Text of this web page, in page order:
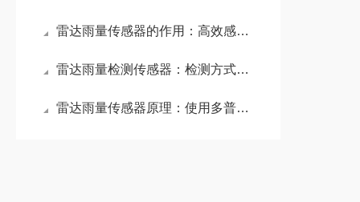
雷达雨量传感器的作用：高效感知雨量变化，助力农业灌溉与城市排水规划
雷达雨量检测传感器：检测方式更加灵敏，可快速侦测到降雨的起始与结束时间
雷达雨量传感器原理：使用多普勒雷达波技术精准测量降雨的水滴下降速度